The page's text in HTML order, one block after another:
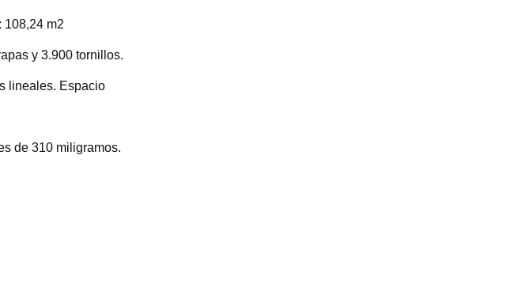
108,24 m2
y 3.900 tornillos.
Espacio
de 310 miligramos.